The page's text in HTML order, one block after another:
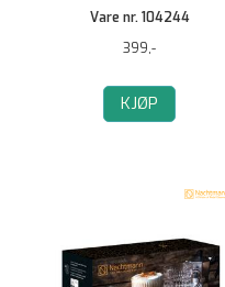
Vare nr. 104244
399,-
KJØP